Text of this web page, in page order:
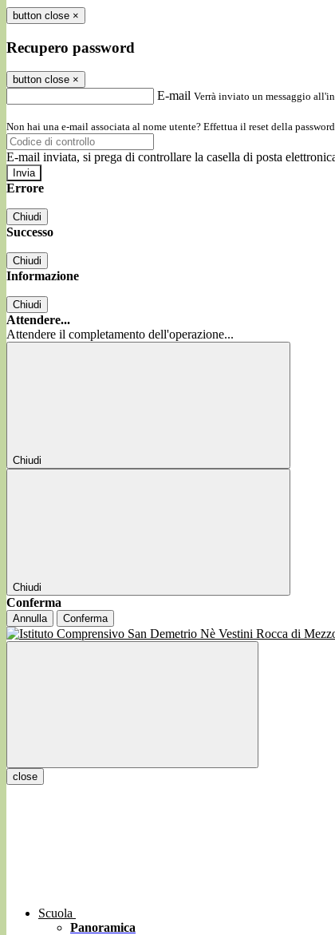
button close ×
Recupero password
button close ×
E-mail Verrà inviato un messaggio
Non hai una e-mail associata al nome utente? Effettua il reset della
E-mail inviata, si prega di controllare la casella di posta
Errore
Chiudi
Successo
Chiudi
Informazione
Chiudi
Attendere...
Attendere il completamento dell'operazione...
Chiudi
Chiudi
Conferma
Annulla Conferma
close
Scuola
Panoramica